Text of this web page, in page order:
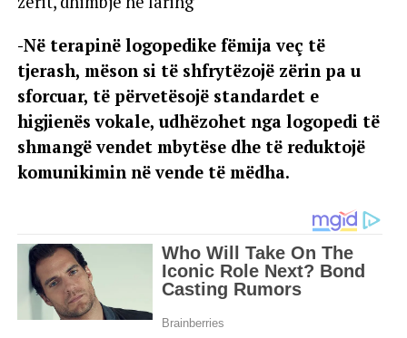
-Në terapinë logopedike fëmija veç të
tjerash, mëson si të shfrytëzojë zërin pa u
sforcuar, të përvetësojë standardet e
higjienës vokale, udhëzohet nga logopedi të
shmangë vendet mbytëse dhe të reduktojë
komunikimin në vende të mëdha.